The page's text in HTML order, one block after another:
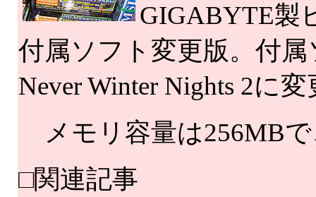
GIGABYTE製
付属ソフト変更版。付属
Never Winter Nights 2に
メモリ容量は256MB
□関連記事